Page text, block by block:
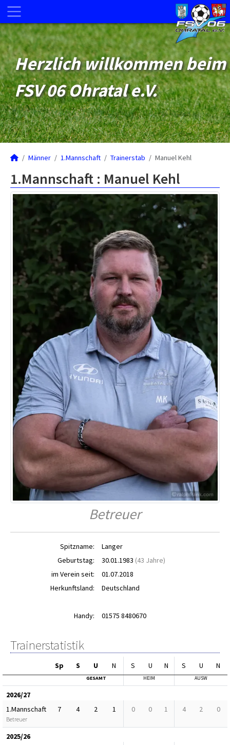
Herzlich willkommen beim
FSV 06 Ohratal e.V.
Männer 1.Mannschaft Trainerstab Manuel Kehl
1.Mannschaft : Manuel Kehl
Betreuer
Spitzname:
Langer
Geburtstag:
30.01.1983 (43 Jahre)
im Verein seit:
01.07.2018
Herkunftsland:
Deutschland
Handy: 01575 8480670
Trainerstatistik
Sp S U N S U N S U N
GESAMT HEIM AUSW
2026/27
1.Mannschaft
Betreuer
7 4 2 1 0 0 1 4 2 0
2025/26